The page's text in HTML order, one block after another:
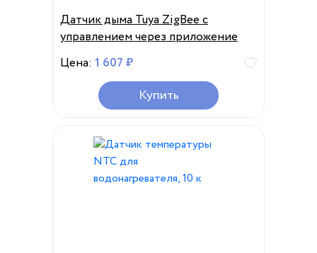
Датчик дыма Tuya ZigBee с
управлением через приложение
Цена: 1 607 ₽
Купить